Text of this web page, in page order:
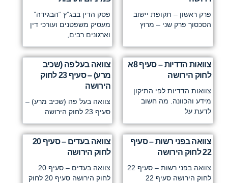
פרק ראשון – תקופת יישוב
הסכסוך פרק שני – מרוץ
פסק הדין בבג”ץ “הבגידה”
מעסיק משפטנים ועורכי דין
וארגונים רבים,
צוואות הדדיות – סעיף 8א
לחוק הירושה
צוואות הדדיות לפי התיקון
מידע והכוונה. מה חשוב
לדעת על
צוואה בעל פה (שכיב
מרע) – סעיף 23 לחוק
הירושה
צוואה בעל פה (שכיב מרע) –
סעיף 23 לחוק הירושה
צוואה בפני רשות – סעיף
22 לחוק הירושה
צוואה בפני רשות – סעיף 22
לחוק הירושה סעיף 22
צוואה בעדים – סעיף 20
לחוק הירושה
צוואה בעדים – סעיף 20
לחוק הירושה סעיף 20 לחוק